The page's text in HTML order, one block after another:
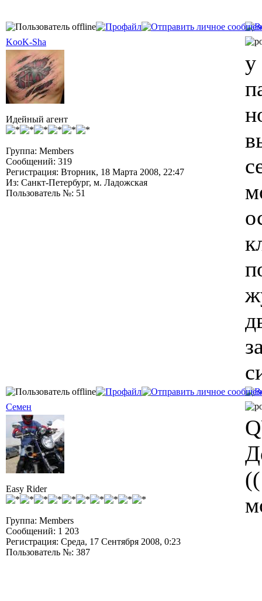
KooK-Sha
Идейный агент
Группа: Members
Сообщений: 319
Регистрация: Вторник, 18 Марта 2008, 22:47
Из: Санкт-Петербург, м. Ладожская
Пользователь №: 51
у
Семен
Easy Rider
Группа: Members
Сообщений: 1 203
Регистрация: Среда, 17 Сентября 2008, 0:23
Пользователь №: 387